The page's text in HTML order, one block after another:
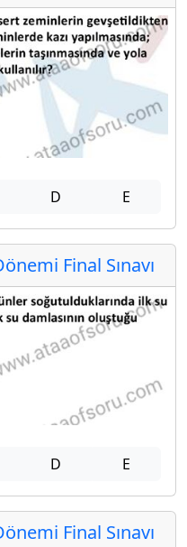
D E
Final Sınavı
D E
Final Sınavı